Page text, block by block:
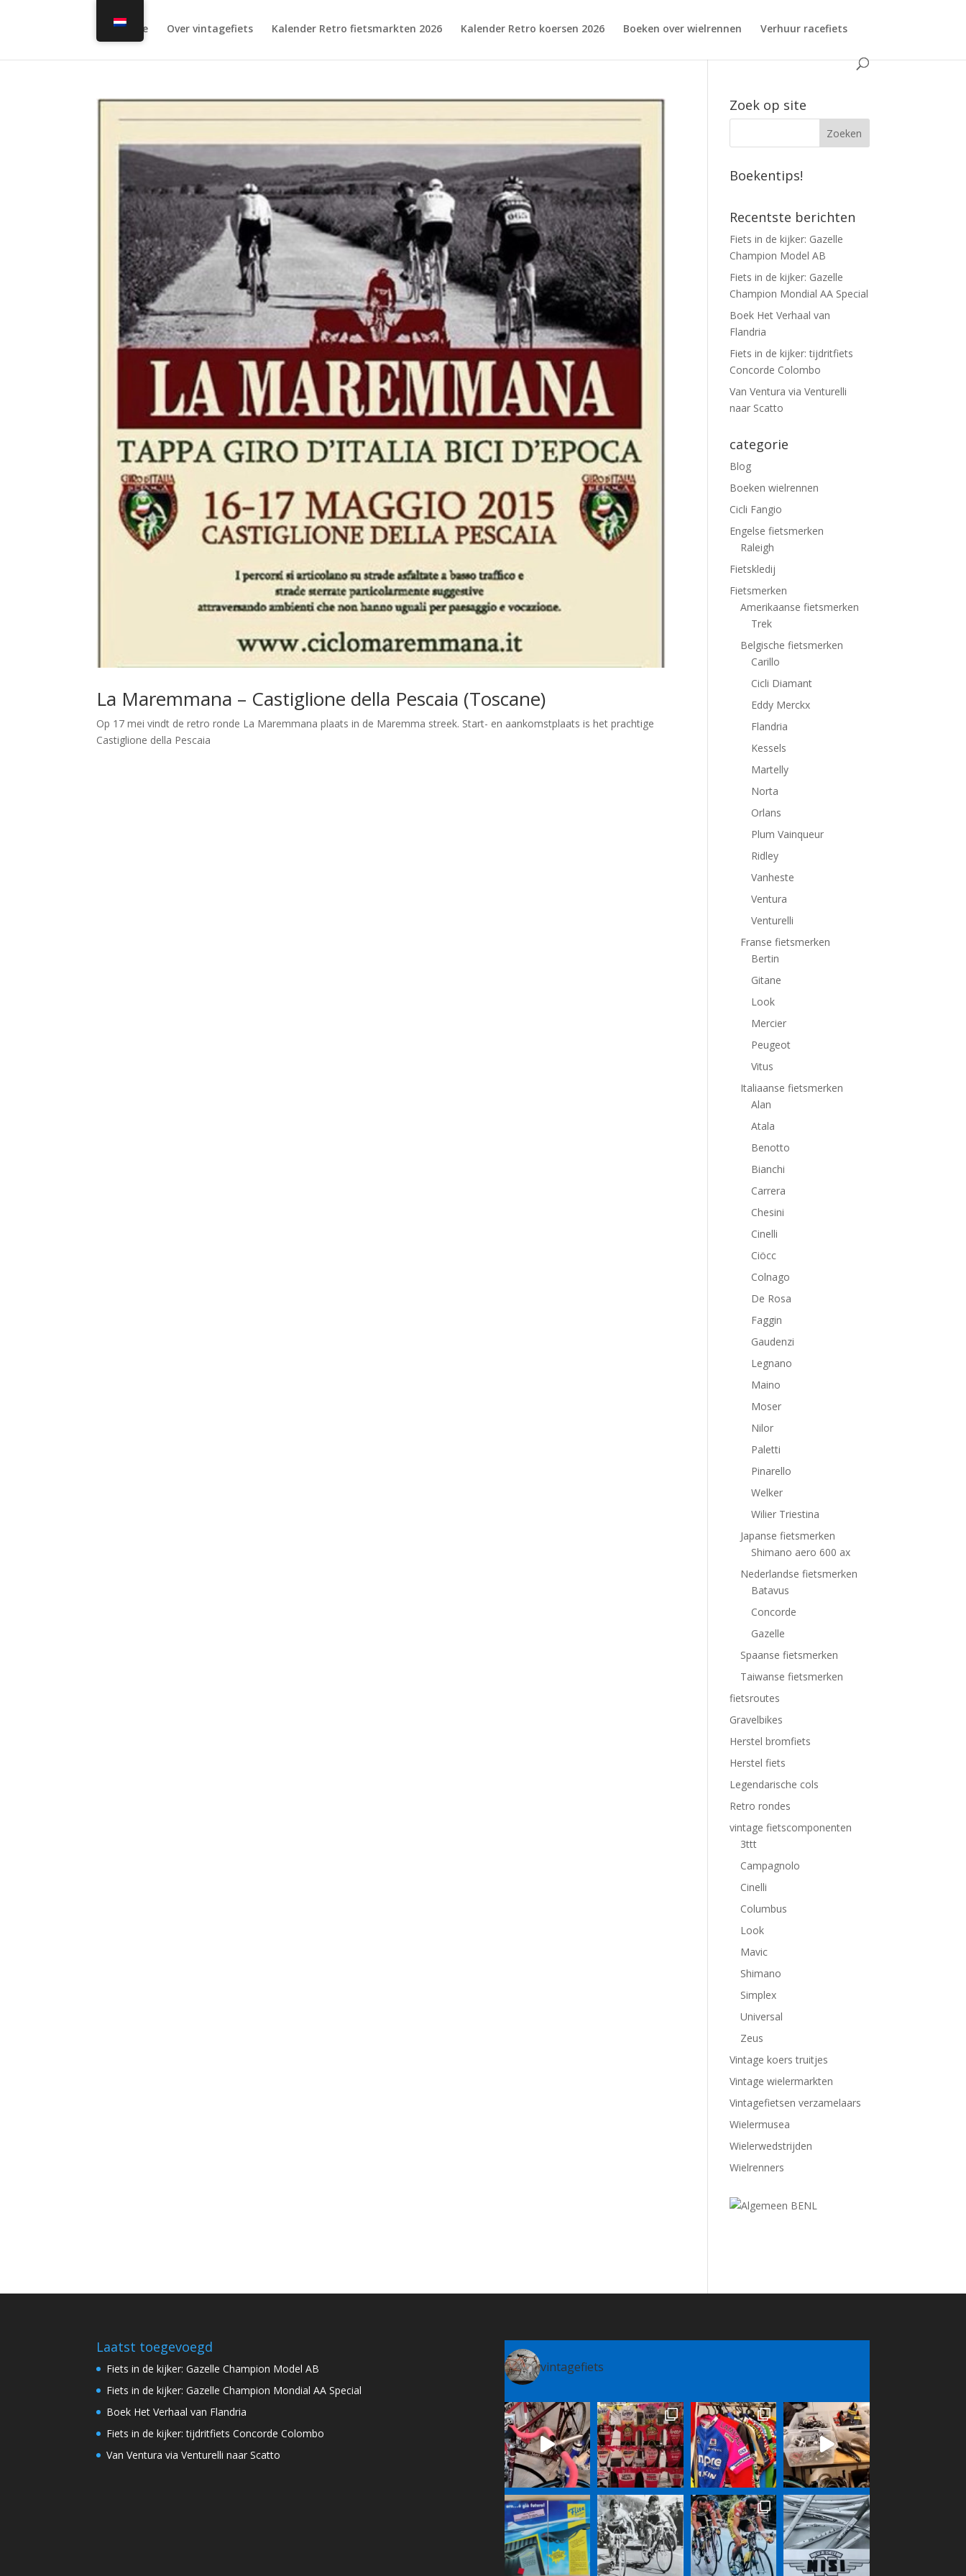
Home Over vintagefiets Kalender Retro fietsmarkten 2026 Kalender Retro koersen 2026 Boeken over wielrennen Verhuur racefiets
La Maremmana – Castiglione della Pescaia (Toscane)
Op 17 mei vindt de retro ronde La Maremmana plaats in de Maremma streek. Start- en aankomstplaats is het prachtige
Castiglione della Pescaia
Zoek op site
Boekentips!
Recentste berichten
Fiets in de kijker: Gazelle
Champion Model AB
Fiets in de kijker: Gazelle
Champion Mondial AA Special
Boek Het Verhaal van
Flandria
Fiets in de kijker: tijdritfiets
Concorde Colombo
Van Ventura via Venturelli
naar Scatto
categorie
Blog
Boeken wielrennen
Cicli Fangio
Engelse fietsmerken
Raleigh
Fietskledij
Fietsmerken
Amerikaanse fietsmerken
Trek
Belgische fietsmerken
Carillo
Cicli Diamant
Eddy Merckx
Flandria
Kessels
Martelly
Norta
Orlans
Plum Vainqueur
Ridley
Vanheste
Ventura
Venturelli
Franse fietsmerken
Bertin
Gitane
Look
Mercier
Peugeot
Vitus
Italiaanse fietsmerken
Alan
Atala
Benotto
Bianchi
Carrera
Chesini
Cinelli
Ciöcc
Colnago
De Rosa
Faggin
Gaudenzi
Legnano
Maino
Moser
Nilor
Paletti
Pinarello
Welker
Wilier Triestina
Japanse fietsmerken
Shimano aero 600 ax
Nederlandse fietsmerken
Batavus
Concorde
Gazelle
Spaanse fietsmerken
Taiwanse fietsmerken
fietsroutes
Gravelbikes
Herstel bromfiets
Herstel fiets
Legendarische cols
Retro rondes
vintage fietscomponenten
3ttt
Campagnolo
Cinelli
Columbus
Look
Mavic
Shimano
Simplex
Universal
Zeus
Vintage koers truitjes
Vintage wielermarkten
Vintagefietsen verzamelaars
Wielermusea
Wielerwedstrijden
Wielrenners
Laatst toegevoegd
Fiets in de kijker: Gazelle Champion Model AB
Fiets in de kijker: Gazelle Champion Mondial AA Special
Boek Het Verhaal van Flandria
Fiets in de kijker: tijdritfiets Concorde Colombo
Van Ventura via Venturelli naar Scatto
vintagefiets